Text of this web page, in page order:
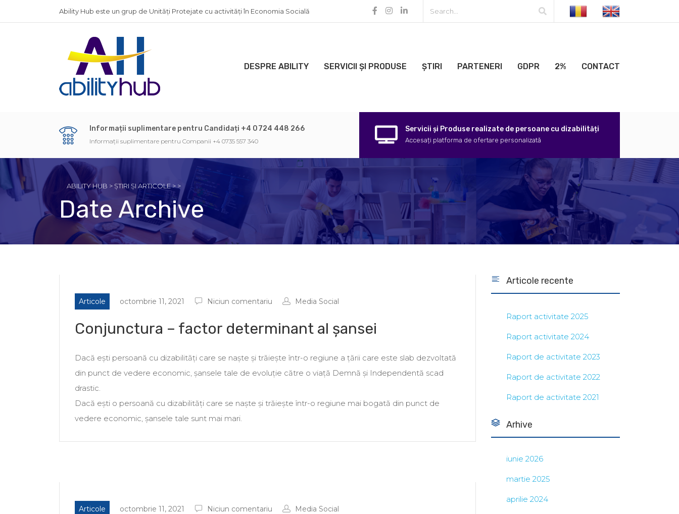
Ability Hub este un grup de Unități Protejate cu activități în Economia Socială
DESPRE ABILITY SERVICII ȘI PRODUSE ȘTIRI PARTENERI GDPR 2% CONTACT
Informații suplimentare pentru Candidați +4 0724 448 266
Informații suplimentare pentru Companii +4 0735 557 340
Servicii și Produse realizate de persoane cu dizabilități
Accesați platforma de ofertare personalizată
Date Archive
ABILITY HUB >ȘTIRI ȘI ARTICOLE> >
Articole octombrie 11, 2021 Niciun comentariu Media Social
Conjunctura – factor determinant al șansei
Dacă ești persoană cu dizabilități care se naște și trăiește într-o regiune a țării care este slab dezvoltată
din punct de vedere economic, șansele tale de evoluție către o viață Demnă și Independentă scad
drastic.
Dacă ești o persoană cu dizabilități care se naște și trăiește într-o regiune mai bogată din punct de
vedere economic, șansele tale sunt mai mari.
Articole octombrie 11, 2021 Niciun comentariu Media Social
Articole recente
Raport activitate 2025
Raport activitate 2024
Raport de activitate 2023
Raport de activitate 2022
Raport de activitate 2021
Arhive
iunie 2026
martie 2025
aprilie 2024